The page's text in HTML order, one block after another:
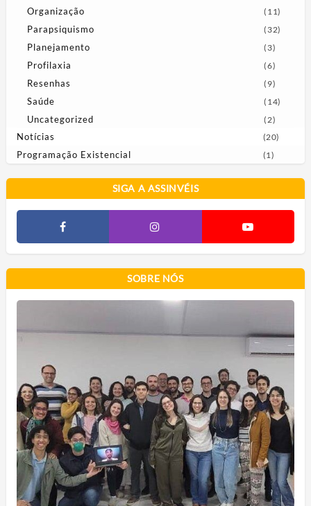
Organização (11)
Parapsiquismo (32)
Planejamento (3)
Profilaxia (6)
Resenhas (9)
Saúde (14)
Uncategorized (2)
Notícias (20)
Programação Existencial (1)
SIGA A ASSINVÉIS
SOBRE NÓS